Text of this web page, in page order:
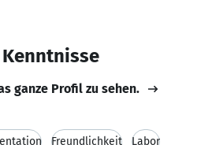
ganze Profil zu sehen.
Freundlichkeit Labor